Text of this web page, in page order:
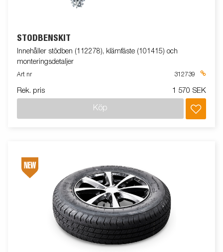
STÖDBENSKIT
Innehåller stödben (112278), klämfäste (101415) och
monteringsdetaljer
Art nr 312739
Rek. pris 1 570 SEK
Köp